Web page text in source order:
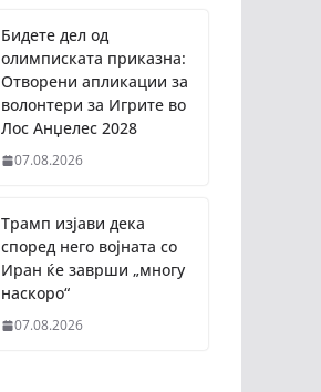
Бидете дел од
олимписката приказна:
Отворени апликации за
волонтери за Игрите во
Лос Анџелес 2028
07.08.2026
Трамп изјави дека
според него војната со
Иран ќе заврши „многу
наскоро“
07.08.2026